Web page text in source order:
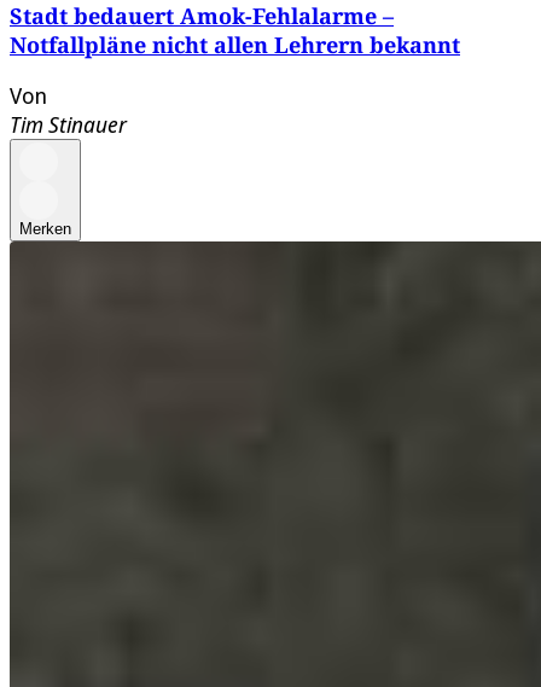
Stadt bedauert Amok-Fehlalarme –
Notfallpläne nicht allen Lehrern bekannt
Von
Tim Stinauer
Merken